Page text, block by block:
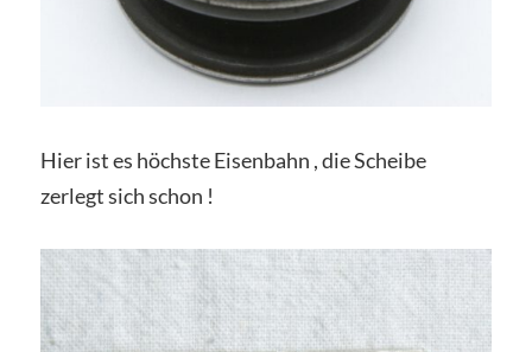
Hier ist es höchste Eisenbahn , die Scheibe
zerlegt sich schon !